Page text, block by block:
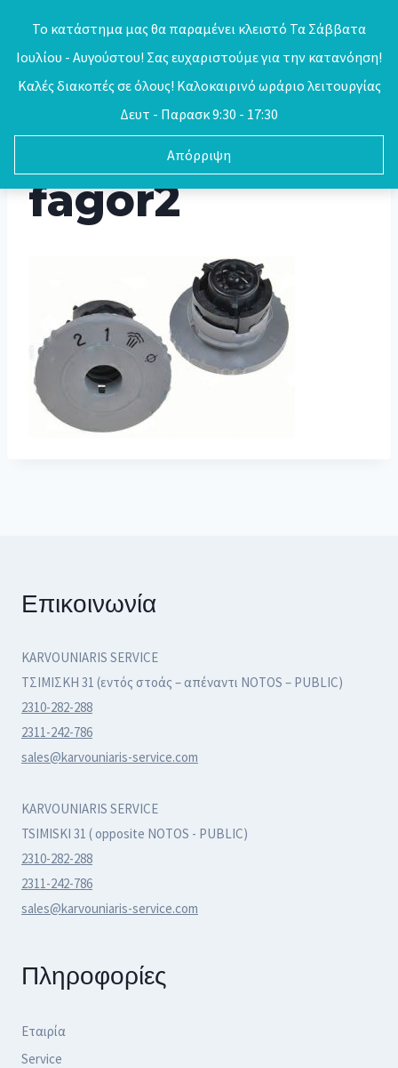
Το κατάστημα μας θα παραμένει κλειστό Τα Σάββατα
Ιουλίου - Αυγούστου! Σας ευχαριστούμε για την κατανόηση!
Καλές διακοπές σε όλους! Καλοκαιρινό ωράριο λειτουργίας
Δευτ - Παρασκ 9:30 - 17:30
Απόρριψη
0
fagor2
Επικοινωνία
KARVOUNIARIS SERVICE
ΤΣΙΜΙΣΚΗ 31 (εντός στοάς – απέναντι NOTOS – PUBLIC)
2310-282-288
2311-242-786
sales@karvouniaris-service.com
KARVOUNIARIS SERVICE
TSIMISKI 31 ( opposite NOTOS - PUBLIC)
2310-282-288
2311-242-786
sales@karvouniaris-service.com
Πληροφορίες
Εταιρία
Service